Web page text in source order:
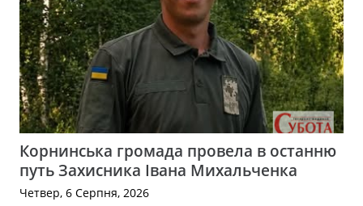
Корнинська громада провела в останню
путь Захисника Івана Михальченка
Четвер, 6 Серпня, 2026